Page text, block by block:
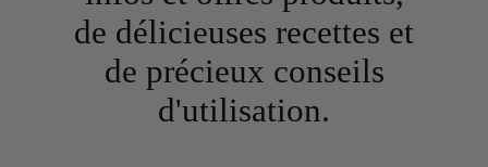
de délicieuses recettes et
de précieux conseils
d'utilisation.